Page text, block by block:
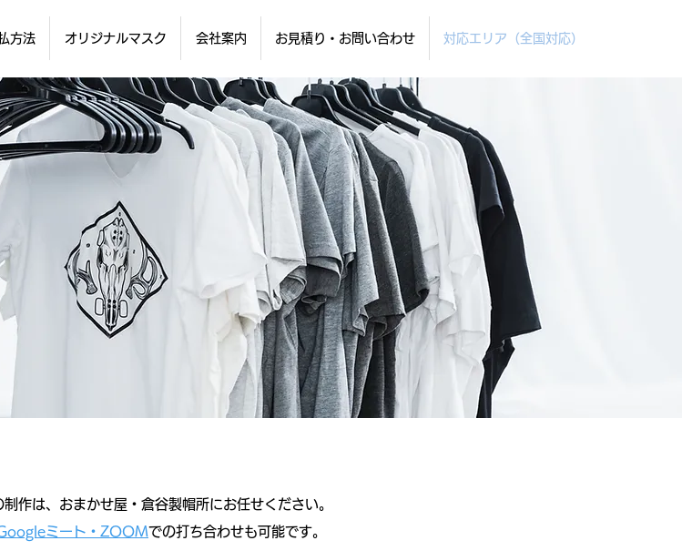
方法 オリジナルマスク 会社案内 お見積り・お問い合わせ 対応エリア（全国対応）
作は、おまかせ屋・倉谷製帽所にお任せください。
ミート・ZOOMでの打ち合わせも可能です。